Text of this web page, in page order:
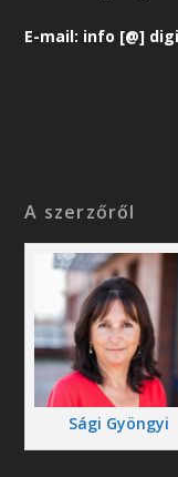
E-mail: info [@]
A szerzőről
Sági Gyöngyi